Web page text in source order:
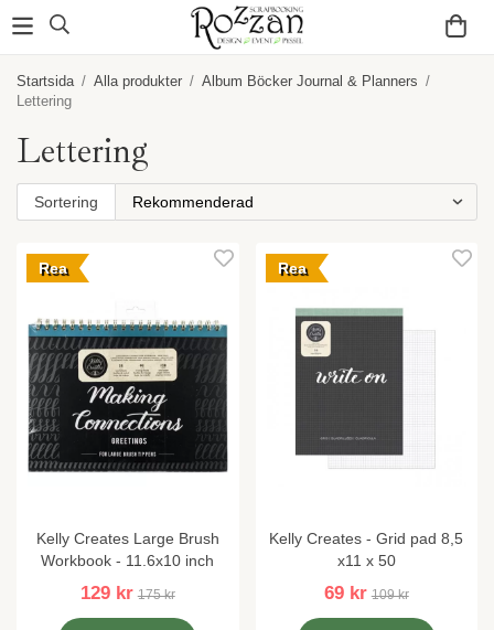
Startsida / Alla produkter / Album Böcker Journal & Planners /
Lettering
Lettering
Sortering
Rea
Kelly Creates Large Brush
Workbook - 11.6x10 inch
129 kr 175 kr
Rea
Kelly Creates - Grid pad 8,5
x11 x 50
69 kr 109 kr